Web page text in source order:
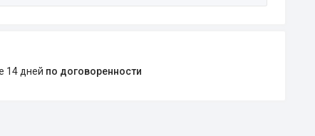
14 дней по договоренности